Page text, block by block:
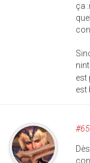
ça
est
est